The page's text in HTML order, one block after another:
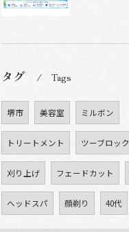
タグ Tags
堺市 美容室 ミルボン
トリートメント ツーブロック
刈り上げ フェードカット
ヘッドスパ 顔剃り 40代